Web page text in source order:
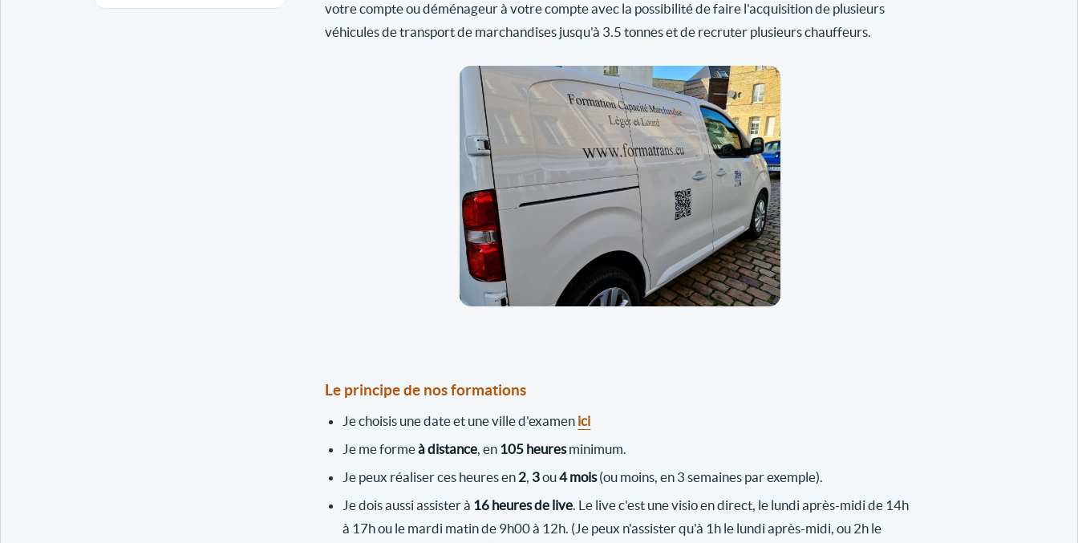
votre compte ou déménageur à votre compte avec la possibilité de faire l'acquisition de plusieurs
véhicules de transport de marchandises jusqu'à 3.5 tonnes et de recruter plusieurs chauffeurs.
Le principe de nos formations
Je choisis une date et une ville d'examen ici
Je me formeà distance, en 105 heuresminimum.
Je peux réaliser ces heures en 2, 3ou4 mois(ou moins, en 3 semaines par exemple).
Je dois aussi assister à 16 heures de live. Le live c'est une visio en direct, le lundi après-midi de 14h
à 17h ou le mardi matin de 9h00 à 12h. (Je peux n'assister qu'à 1h le lundi après-midi, ou 2h le